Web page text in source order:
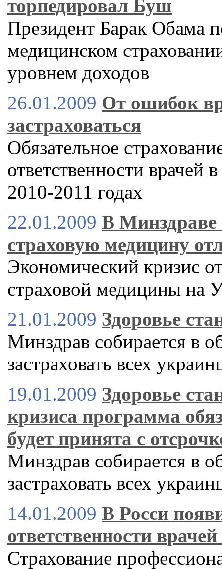
торпедировал Буш
Президент Барак Обама
медицинском
уровнем доходов
26.01.2009 От ошибок
застраховаться
Обязательное
ответственности врачей
2010-2011 годах
22.01.2009 В
страховую медицину
Экономический кризис
страховой медицины на
21.01.2009 Здоровье
Минздрав собирается в
застраховать всех
19.01.2009 Здоровье
кризиса программа
будет принята с
Минздрав собирается в
застраховать всех
14.01.2009 В Росси
ответственности
Страхование